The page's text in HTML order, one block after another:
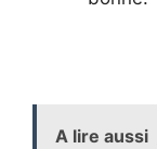
A lire aussi